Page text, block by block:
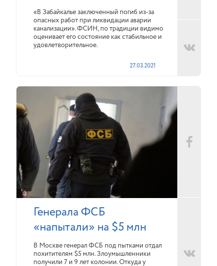
«В Забайкалье заключенный погиб из-за
опасных работ при ликвидации аварии
канализации». ФСИН, по традиции видимо
оценивает его состояние как стабильное и
удовлетворительное.
27.03.2021
Генерала ФСБ
«напытали» на $5 млн
В Москве генерал ФСБ под пытками отдал
похитителям $5 млн. Злоумышленники
получили 7 и 9 лет колонии. Откуда у